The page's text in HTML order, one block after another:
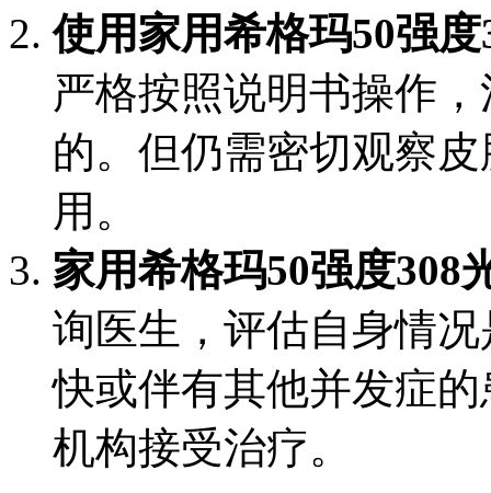
使用家用希格玛50强
严格按照说明书操作
的。但仍需密切观察
用。
家用希格玛50强度308
询医生，评估自身情
快或伴有其他并发症
机构接受治疗。